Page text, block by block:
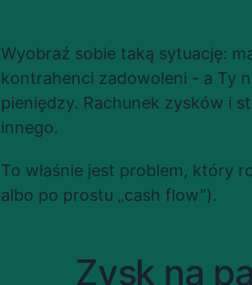
Wyobraź sobie taką sytuację:
kontrahenci zadowoleni - a Ty
pieniędzy. Rachunek zysków i
innego.
To właśnie jest problem, który
albo po prostu „cash flow”).
Zysk na